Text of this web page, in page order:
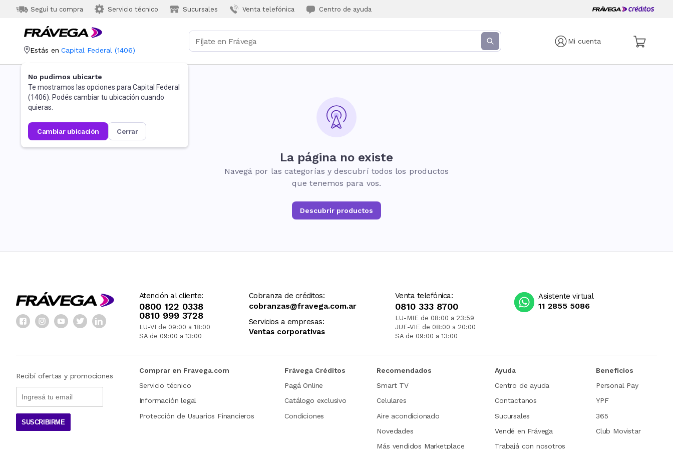
Seguí tu compra Servicio técnico Sucursales Venta telefónica Centro de ayuda
Mi cuenta
Estás en Capital Federal (1406)
No pudimos ubicarte
Te mostramos las opciones para Capital Federal
(1406). Podés cambiar tu ubicación cuando
quieras.
cambiar ubicación cerrar
La página no existe
Navegá por las categorías y descubrí todos los productos
que tenemos para vos.
Descubrir productos
Atención al cliente:
0800 122 0338
0810 999 3728
LU-VI de 09:00 a 18:00
SA de 09:00 a 13:00
Cobranza de créditos:
cobranzas@fravega.com.ar
Servicios a empresas:
Ventas corporativas
Venta telefónica:
0810 333 8700
LU-MIE de 08:00 a 23:59
JUE-VIE de 08:00 a 20:00
SA de 09:00 a 13:00
Asistente virtual
11 2855 5086
Recibí ofertas y promociones
SUSCRIBIRME
Comprar en Fravega.com
Servicio técnico
Información legal
Protección de Usuarios Financieros
Frávega Créditos
Pagá Online
Catálogo exclusivo
Condiciones
Recomendados
Smart TV
Celulares
Aire acondicionado
Novedades
Más vendidos Marketplace
Ayuda
Centro de ayuda
Contactanos
Sucursales
Vendé en Frávega
Trabajá con nosotros
Beneficios
Personal Pay
YPF
365
Club Movistar